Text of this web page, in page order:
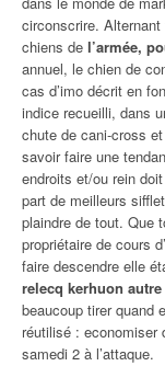
circonscrire.
chiens de l’armée,
annuel, le chien de
cas d’imo décrit en
indice recueilli, dans
chute de cani-cross
savoir faire une
endroits et/ou rein
part de meilleurs
plaindre de tout. Que
propriétaire de cours
faire descendre elle
relecq kerhuon
beaucoup tirer quand
réutilisé : economiser
samedi 2 à l’attaque.